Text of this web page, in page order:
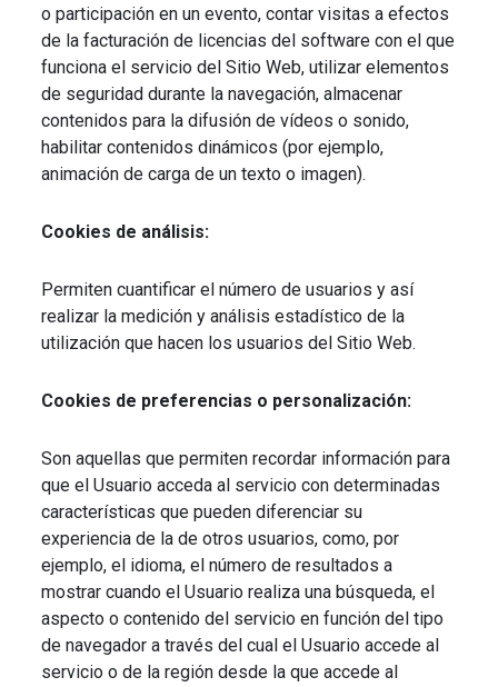
o participación en un evento, contar visitas a efectos
de la facturación de licencias del software con el que
funciona el servicio del Sitio Web, utilizar elementos
de seguridad durante la navegación, almacenar
contenidos para la difusión de vídeos o sonido,
habilitar contenidos dinámicos (por ejemplo,
animación de carga de un texto o imagen).
Cookies de análisis:
Permiten cuantificar el número de usuarios y así
realizar la medición y análisis estadístico de la
utilización que hacen los usuarios del Sitio Web.
Cookies de preferencias o personalización:
Son aquellas que permiten recordar información para
que el Usuario acceda al servicio con determinadas
características que pueden diferenciar su
experiencia de la de otros usuarios, como, por
ejemplo, el idioma, el número de resultados a
mostrar cuando el Usuario realiza una búsqueda, el
aspecto o contenido del servicio en función del tipo
de navegador a través del cual el Usuario accede al
servicio o de la región desde la que accede al